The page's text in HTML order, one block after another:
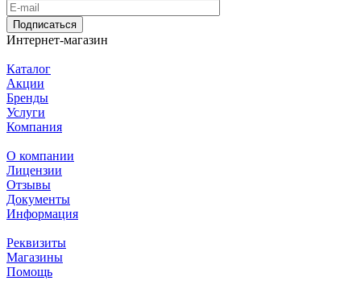
Подписаться
Интернет-магазин
Каталог
Акции
Бренды
Услуги
Компания
О компании
Лицензии
Отзывы
Документы
Информация
Реквизиты
Магазины
Помощь